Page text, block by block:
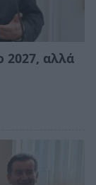
2027, αλλά